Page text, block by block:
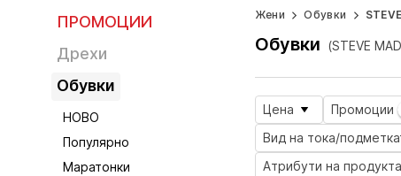
ПРОМОЦИИ
Дрехи
Обувки
НОВО
Популярно
Маратонки
Жени Обувки
Обувки (STEVE
Цена Промоции
Вид на тока/
Атрибути на продукта